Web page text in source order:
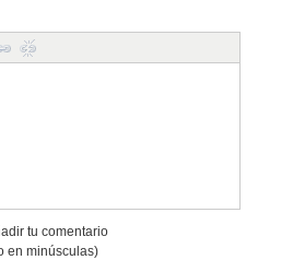
tu comentario
en minúsculas)